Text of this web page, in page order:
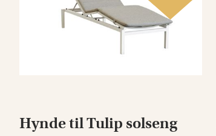
Hynde til Tulip solseng